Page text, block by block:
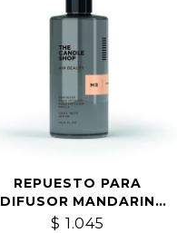
REPUESTO PARA
DIFUSOR MANDARIN
ROSE
$ 1.045